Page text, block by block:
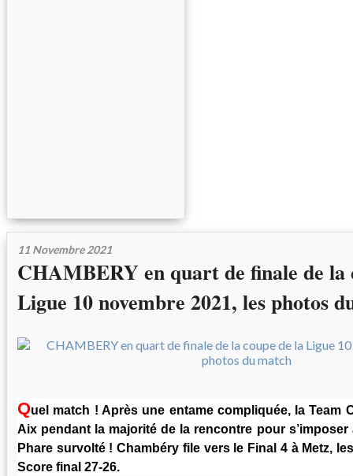
11 Novembre 2021
CHAMBERY en quart de finale de la
Ligue 10 novembre 2021, les photos
Quel match ! Après une entame compliquée, la Team
Aix pendant la majorité de la rencontre pour
Phare survolté ! Chambéry file vers le Final 4 à Metz,
Score final 27-26.